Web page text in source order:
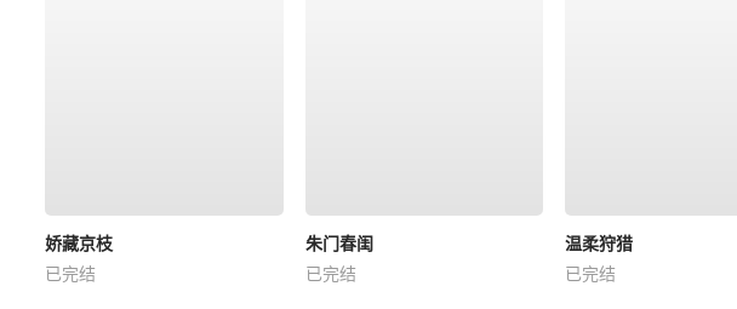
娇藏京枝
已完结
朱门春闺
已完结
温柔狩猎
已完结